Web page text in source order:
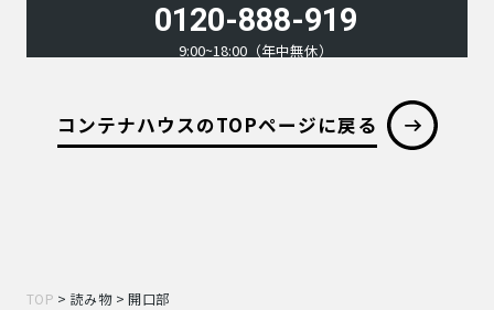
0120-888-919
9:00~18:00（年中無休）
コンテナハウスのTOPページに戻る
TOP >読み物>開口部